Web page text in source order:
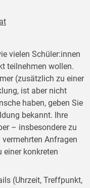
vielen Schüler:innen
teilnehmen wollen.
(zusätzlich zu einer
ist aber nicht
haben, geben Sie
bekannt. Ihre
– insbesondere zu
Anfragen
einer konkreten
(Uhrzeit, Treffpunkt,